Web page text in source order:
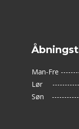
Man-Fre
Lør
Søn